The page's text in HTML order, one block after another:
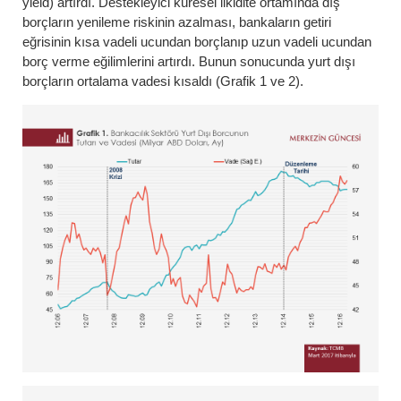
borçların yenileme riskinin azalması, bankaların getiri
eğrisinin kısa vadeli ucundan borçlanıp uzun vadeli ucundan
borç verme eğilimlerini artırdı. Bunun sonucunda yurt dışı
borçların ortalama vadesi kısaldı (Grafik 1 ve 2).